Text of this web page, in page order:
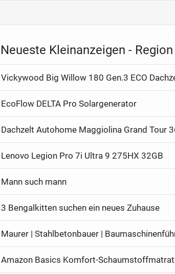
Neueste Kleinanzeigen -
Vickywood Big Willow 180 Gen.3 ECO
EcoFlow DELTA Pro Solargenerator
Dachzelt Autohome Maggiolina Grand Tour
Lenovo Legion Pro 7i Ultra 9 275HX 32GB
Mann such mann
3 Bengalkitten suchen ein neues Zuhause
Maurer | Stahlbetonbauer |
Amazon Basics Komfort-